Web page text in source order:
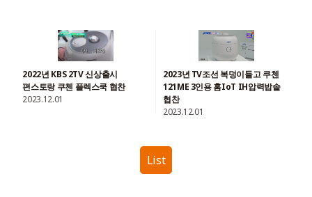
2022년 KBS 2TV 신상출시
편스토랑 쿠첸 플렉스쿡 협찬
2023.12.01
2023년 TV조선 복덩이들고 쿠첸
121ME 3인용 홈IoT IH압력밥솥
협찬
2023.12.01
List